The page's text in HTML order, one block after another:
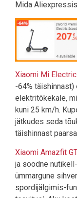
Mida
Xiaomi Mi
-64% täishinnast)
elektritõkekale,
kuni 25 km/h.
jätkudes seda
täishinnast
Xiaomi Amazfit
ja soodne
ümmargune
spordijälgimis-